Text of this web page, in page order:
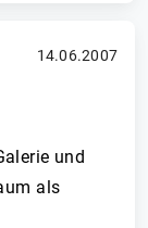
14.06.2007
und
als